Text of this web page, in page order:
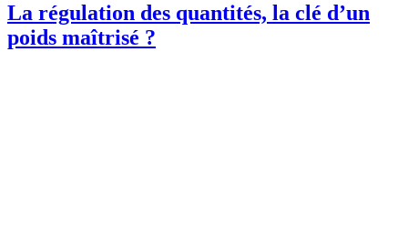
La régulation des quantités, la clé d’un
poids maîtrisé ?